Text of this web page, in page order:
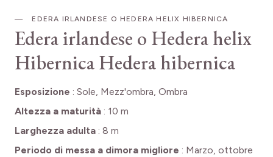
EDERA IRLANDESE O HEDERA HELIX HIBERNICA
Edera irlandese o Hedera helix
HibernicaHedera hibernica
Esposizione : Sole, Mezz'ombra, Ombra
Altezza a maturità : 10 m
Larghezza adulta : 8 m
Periodo di messa a dimora migliore : Marzo, ottobre